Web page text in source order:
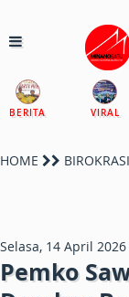
BERITA VIRAL
HOME BIROKRASI
Selasa, 14 April 2026
Pemko